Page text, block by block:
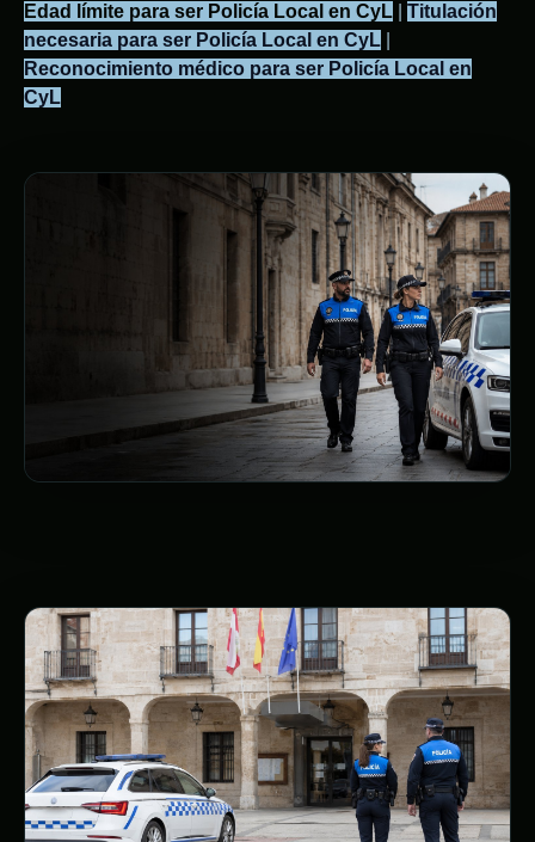
Edad límite para ser Policía Local en CyL
Titulación
necesaria para ser Policía Local en CyL
Reconocimiento médico para ser Policía Local en
CyL